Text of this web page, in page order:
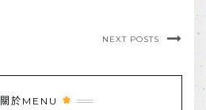
NEXT POSTS
關於MENU